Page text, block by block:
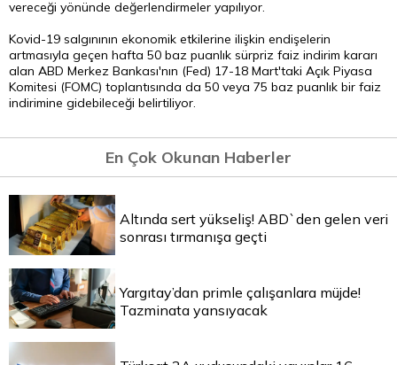
vereceği yönünde değerlendirmeler yapılıyor.
Kovid-19 salgınının ekonomik etkilerine ilişkin endişelerin
artmasıyla geçen hafta 50 baz puanlık sürpriz faiz indirim kararı
alan ABD Merkez Bankası'nın (Fed) 17-18 Mart'taki Açık Piyasa
Komitesi (FOMC) toplantısında da 50 veya 75 baz puanlık bir faiz
indirimine gidebileceği belirtiliyor.
En Çok Okunan Haberler
Altında sert yükseliş! ABD`den gelen veri
sonrası tırmanışa geçti
Yargıtay’dan primle çalışanlara müjde!
Tazminata yansıyacak